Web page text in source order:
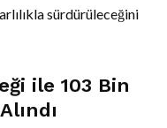
sürdürüleceğini
ile 103 Bin